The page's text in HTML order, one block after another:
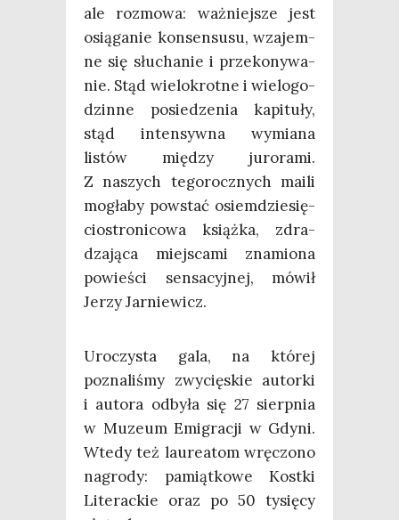
ale roz­mo­wa: waż­niej­sze jest
osią­ga­nie kon­sen­su­su, wza­jem­
ne się słu­cha­nie i prze­ko­ny­wa­
nie. Stąd wie­lo­krot­ne i wie­lo­go­
dzin­ne posie­dze­nia kapi­tu­ły,
stąd inten­syw­na wymia­na
listów mię­dzy juro­ra­mi.
Z naszych tego­rocz­nych maili
mogła­by powstać osiem­dzie­się­
cio­stro­ni­co­wa książ­ka, zdra­
dza­ją­ca miej­sca­mi zna­mio­na
powie­ści sen­sa­cyj­nej, mówił
Jerzy Jarniewicz.
Uro­czy­sta gala, na któ­rej
pozna­li­śmy zwy­cię­skie autor­ki
i auto­ra odby­ła się 27 sierp­nia
w Muzeum Emi­gra­cji w Gdy­ni.
Wte­dy też lau­re­atom wrę­czo­no
nagro­dy: pamiąt­ko­we Kost­ki
Lite­rac­kie oraz po 50 tysię­cy